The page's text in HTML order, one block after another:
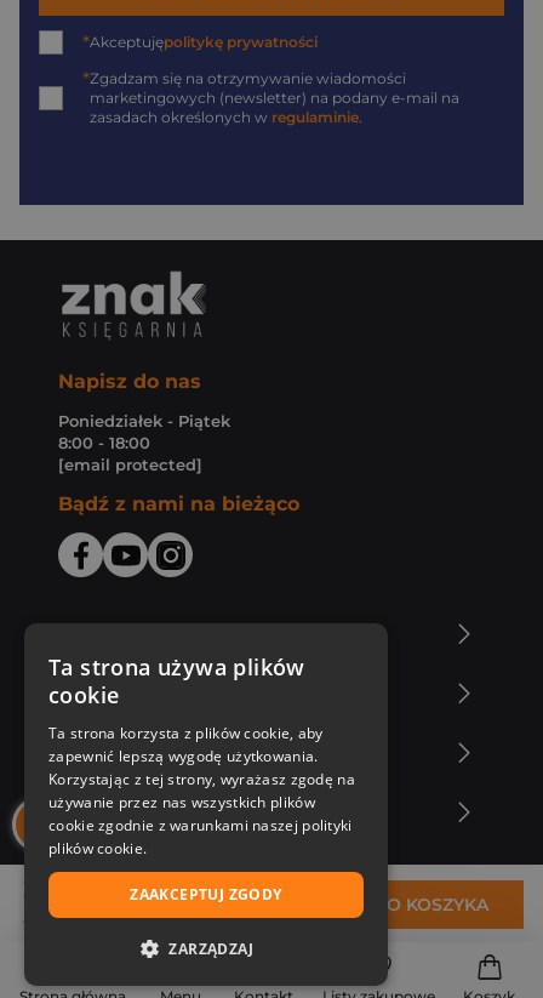
29,99 zł DO KOSZYKA
*Akceptujępolitykę prywatności
*Zgadzam się na otrzymywanie wiadomości
marketingowych (newsletter) na podany e-mail na
zasadach określonych w regulaminie.
Napisz do nas
Poniedziałek - Piątek
8:00 - 18:00
[email protected]
Bądź z nami na bieżąco
Zakupy u nas
Nasza oferta
Nasi autorzy
Ta strona używa plików
cookie
Ta strona korzysta z plików cookie, aby
zapewnić lepszą wygodę użytkowania.
Korzystając z tej strony, wyrażasz zgodę na
używanie przez nas wszystkich plików
cookie zgodnie z warunkami naszej polityki
plików cookie.
ZAAKCEPTUJ ZGODY
ZARZĄDZAJ